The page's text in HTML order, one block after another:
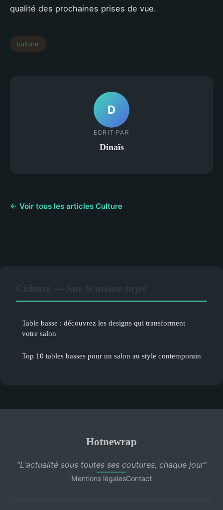
qualité des prochaines prises de vue.
culture
D
ECRIT PAR
Dinaïs
← Voir tous les articles Culture
Table basse : découvrez les designs qui transforment
votre salon
Top 10 tables basses pour un salon au style contemporain
Hotnewrap
“L'actualité sous toutes ses coutures, chaque jour”
Mentions légalesContact